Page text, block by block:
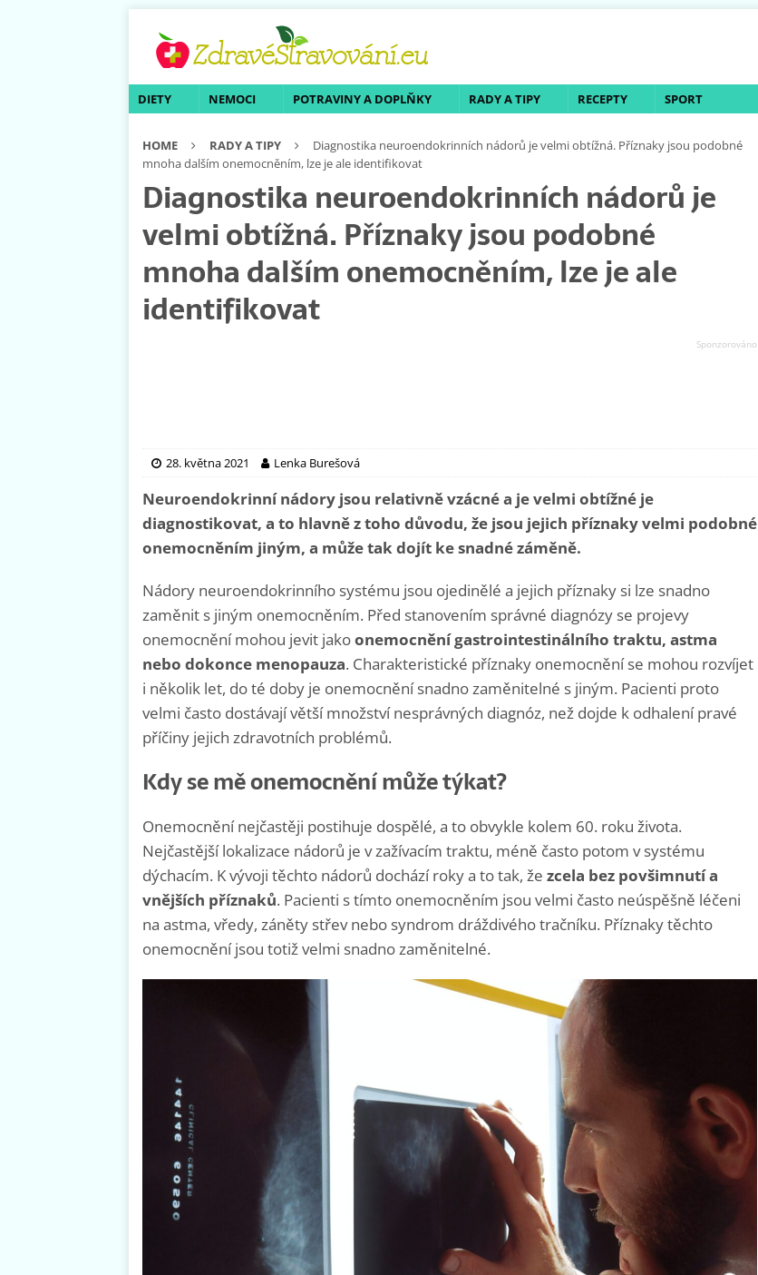
DIETY NEMOCI POTRAVINY A DOPLŇKY RADY A TIPY RECEPTY SPORT
HOME RADY A TIPY
Diagnostika neuroendokrinních nádorů je velmi obtížná. Příznaky jsou podobné
mnoha dalším onemocněním, lze je ale identifikovat
Diagnostika neuroendokrinních nádorů je
velmi obtížná. Příznaky jsou podobné
mnoha dalším onemocněním, lze je ale
identifikovat
28. května 2021 Lenka Burešová
Neuroendokrinní nádory jsou relativně vzácné a je velmi obtížné je
diagnostikovat, a to hlavně z toho důvodu, že jsou jejich příznaky velmi podobné
onemocněním jiným, a může tak dojít ke snadné záměně.
Nádory neuroendokrinního systému jsou ojedinělé a jejich příznaky si lze snadno
zaměnit s jiným onemocněním. Před stanovením správné diagnózy se projevy
onemocnění mohou jevit jakoonemocnění gastrointestinálního traktu, astma
nebo dokonce menopauza. Charakteristické příznaky onemocnění se mohou rozvíjet
i několik let, do té doby je onemocnění snadno zaměnitelné s jiným. Pacienti proto
velmi často dostávají větší množství nesprávných diagnóz, než dojde k odhalení pravé
příčiny jejich zdravotních problémů.
Kdy se mě onemocnění může týkat?
Onemocnění nejčastěji postihuje dospělé, a to obvykle kolem 60. roku života.
Nejčastější lokalizace nádorů je v zažívacím traktu, méně často potom v systému
dýchacím. K vývoji těchto nádorů dochází roky a to tak, že zcela bez povšimnutí a
vnějších příznaků. Pacienti s tímto onemocněním jsou velmi často neúspěšně léčeni
na astma, vředy, záněty střev nebo syndrom dráždivého tračníku. Příznaky těchto
onemocnění jsou totiž velmi snadno zaměnitelné.